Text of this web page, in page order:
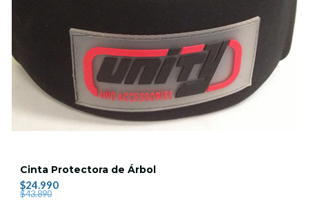
Cinta Protectora de Árbol
$24.990
$43.890